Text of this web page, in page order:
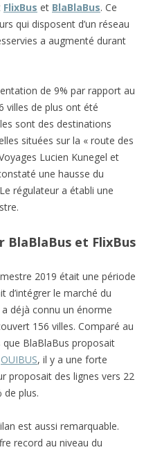
FlixBus et BlaBlaBus. Ce
qui disposent d’un réseau
a augmenté durant
de 9% par rapport au
villes de plus ont été
sont des destinations
situées sur la « route des
Lucien Kunegel et
une hausse du
régulateur a établi une
BlaBlaBus et FlixBus
2019 était une période
d’intégrer le marché du
a déjà connu un énorme
156 villes. Comparé au
BlaBlaBus proposait
OUIBUS, il y a une forte
proposait des lignes vers 22
de plus.
est aussi remarquable.
record au niveau du